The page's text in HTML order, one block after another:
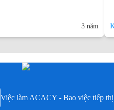
3 năm
Việc làm ACACY - Bao việc tiếp thị